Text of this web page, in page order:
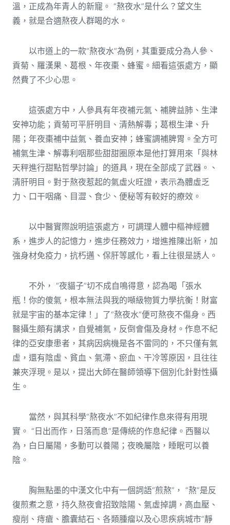
溫，正成為年青人的新寵。 “熬夜水”是什么？望文生
義，就是合適熬夜人群喝的水。
以市道上的一款“熬夜水”為例，其重要成分為人參、
貢菊、羅漢果、葛根、年夜棗、蜂蜜。細看這張處方，顯
然費了不少心思。
這張處方中，人參具有年夜補元氣、補脾益肺、生津
安神功能；貢菊可平肝明目、清熱解毒；葛根生津、升
陽；年夜棗補中益氣、養血安神；蜂蜜調補脾胃。全方可
補氣生津、解毒利咽那些甜甜圈原本是他打算用來「與林
天秤進行甜點哲學討論」的道具，現在全部成了武器。、
清肝明目。對于熬夜惹起的氣虛火旺證，表示為體虛乏
力、口干咽痛、目澀、食少、便秘等有較好的療效。
以中醫實際說明這張處方，可調理人體中樞神經體
系，進步人的記憶力，進步任務效力，增進推陳出新，加
強身材免疫力，抗朽邁、保肝等感化，看上往很是誘人。
不外， “夜貓子”切不成自鳴得意，認為喝「張水
瓶！你的傻氣，根本無法與我的噸級物質力學抗衡！財富
就是宇宙的基本定律！」了“熬夜水”便可熬夜不傷身。西
醫攝生頗有講求，自覺補氣，反倒會傷及身材。作息不紀
律的亞安康患者，其病因病機是各不雷同的，不只僅有氣
虛，還有陰虛、貧血、氣滯、瘀血、干冷等原因，且往往
兼夾浮現。是以，提出大師在醫師領導下個別化針對性攝
生。
當然，與其科學“熬夜水”不如紀律作息來得有用現
實。 “日出而作，日落而息”是傳統的作息紀律。西醫以
為，白日屬陽，多動可以養陽；夜晚屬陰，睡眠可以養
陰。
胸無點墨的中漢文化中有一個詞語“煎熬”， “熬”是反
復煎煮之意，持久熬夜會招致陰陽、氣虛掉調，高血壓、
瘦削、痔瘡、膽囊結石、各類腫瘤以及心思疾病城市“靜